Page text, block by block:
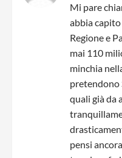
Mi pare
abbia
Regione e
mai 110
minchia
pretendono
quali già da
pensi